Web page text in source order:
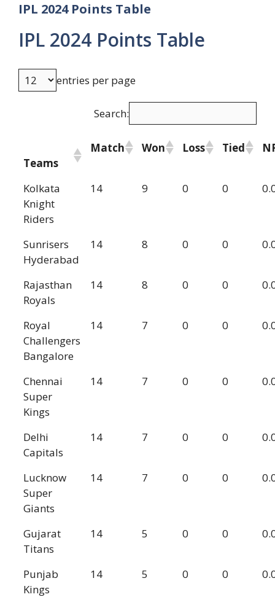
IPL 2024 Points Table
IPL 2024 Points Table
entries per page
Search:
Teams
Match Won Loss Tied
Kolkata
Knight
Riders
14 9 0 0
Sunrisers
Hyderabad
14 8 0 0
Rajasthan
Royals
14 8 0 0
Royal
Challengers
Bangalore
14 7 0 0
Chennai
Super
Kings
14 7 0 0
Delhi
Capitals
14 7 0 0
Lucknow
Super
Giants
14 7 0 0
Gujarat
Titans
14 5 0 0
Punjab
Kings
14 5 0 0